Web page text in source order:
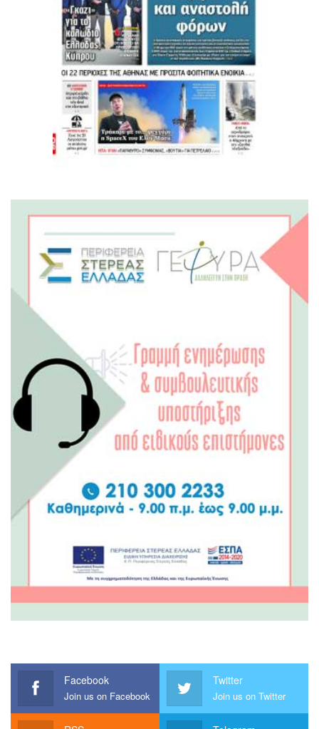
Facebook
Join us on Facebook
Twitter
Join us on Twitter